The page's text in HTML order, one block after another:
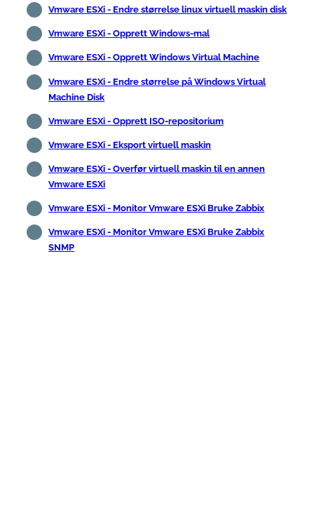
Vmware ESXi - Endre størrelse linux virtuell maskin disk
Vmware ESXi - Opprett Windows-mal
Vmware ESXi - Opprett Windows Virtual Machine
Vmware ESXi - Endre størrelse på Windows Virtual
Machine Disk
Vmware ESXi - Opprett ISO-repositorium
Vmware ESXi - Eksport virtuell maskin
Vmware ESXi - Overfør virtuell maskin til en annen
Vmware ESXi
Vmware ESXi - Monitor Vmware ESXi Bruke Zabbix
Vmware ESXi - Monitor Vmware ESXi Bruke Zabbix
SNMP